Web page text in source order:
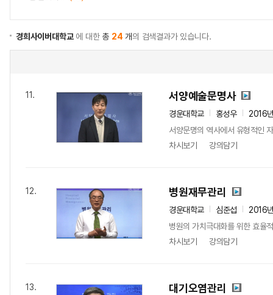
경희사이버대학교에 대한총 24 개의 검색결과가 있습니다.
11. 서양예술문명사
경운대학교 홍성우
2016
서양문명의 역사에서 유형적인
차시보기
강의담기
12. 병원재무관리
경운대학교 심준섭
2016
병원의 가치극대화를 위한 효율
차시보기
강의담기
13. 대기오염관리